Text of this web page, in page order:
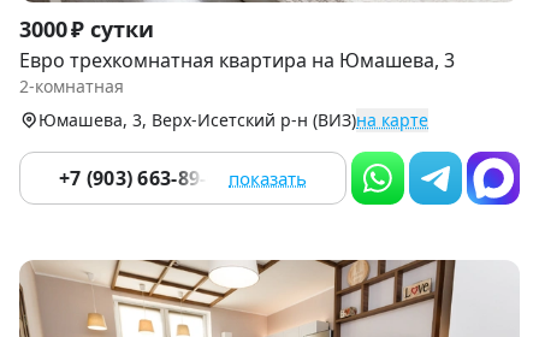
Item
1
of
3000 ₽ сутки
Евро трехкомнатная квартира на Юмашева, 3
2-комнатная
Юмашева, 3, Верх-Исетский р-н (ВИЗ)на карте
+7 (903) 663-89-06 показать